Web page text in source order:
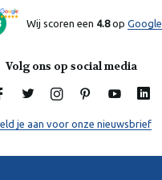
Wij scoren een 4.8op Google
Volg ons op social media
je aan voor onze nieuwsbrief